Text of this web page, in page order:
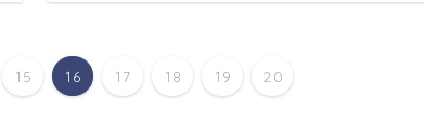
15 16 17 18 19 20